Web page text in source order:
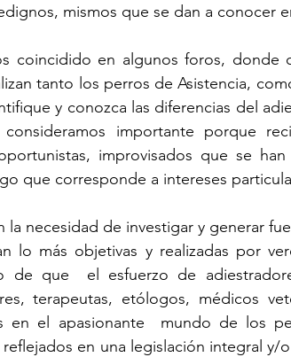
mismos que se dan a conocer
coincidido en algunos foros, donde
tanto los perros de Asistencia,
y conozca las diferencias del
importante porque
improvisados que se
que corresponde a intereses
la necesidad de investigar y generar
lo más objetivas y realizadas por
de que  el esfuerzo de
terapeutas, etólogos, médicos
en el apasionante  mundo de los
en una legislación integral y/